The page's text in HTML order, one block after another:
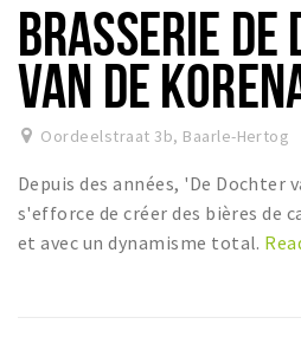
Achats
Parking
Enclaves
Musée et théâtre
BRASSERIE DE
VAN DE
Oordeelstraat 3b, Baarle-Hertog
Depuis des années, 'De Dochter
s'efforce de créer des bières de
et avec un dynamisme total.